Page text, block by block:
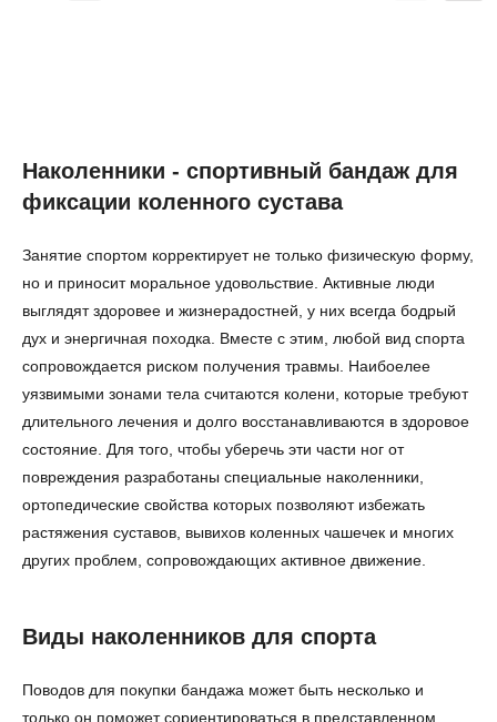
Наколенники - спортивный бандаж для
фиксации коленного сустава
Занятие спортом корректирует не только физическую форму,
но и приносит моральное удовольствие. Активные люди
выглядят здоровее и жизнерадостней, у них всегда бодрый
дух и энергичная походка. Вместе с этим, любой вид спорта
сопровождается риском получения травмы. Наибоелее
уязвимыми зонами тела считаются колени, которые требуют
длительного лечения и долго восстанавливаются в здоровое
состояние. Для того, чтобы уберечь эти части ног от
повреждения разработаны специальные наколенники,
ортопедические свойства которых позволяют избежать
растяжения суставов, вывихов коленных чашечек и многих
других проблем, сопровождающих активное движение.
Виды наколенников для спорта
Поводов для покупки бандажа может быть несколько и
только он поможет сориентироваться в представленном